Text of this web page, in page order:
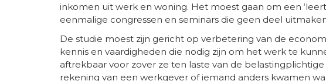
inkomen uit werk en woning. Het moest gaan om een
eenmalige congressen en seminars die geen deel
De studie moest zijn gericht op verbetering van de
kennis en vaardigheden die nodig zijn om het werk te
aftrekbaar voor zover ze ten laste van de
rekening van een werkgever of iemand anders kwamen